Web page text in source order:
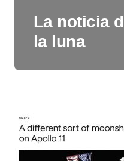
La noticia
la luna